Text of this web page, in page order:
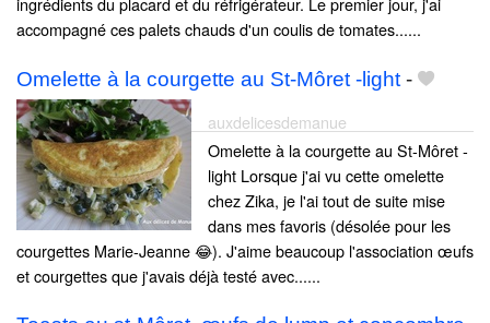
accompagné ces palets chauds d'un coulis de tomates......
Omelette à la courgette au St-Môret -light -
auxdelicesdemanue
Omelette à la courgette au St-Môret -
light Lorsque j'ai vu cette omelette
chez Zika, je l'ai tout de suite mise
dans mes favoris (désolée pour les
courgettes Marie-Jeanne 😂). J'aime beaucoup l'association œufs
et courgettes que j'avais déjà testé avec......